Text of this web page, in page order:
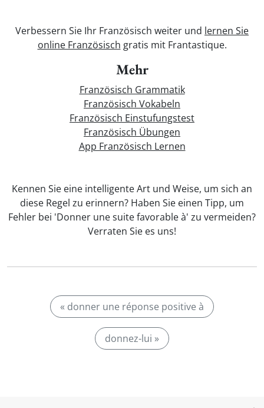
Verbessern Sie Ihr Französisch weiter und lernen Sie
online Französisch gratis mit Frantastique.
Mehr
Französisch Grammatik
Französisch Vokabeln
Französisch Einstufungstest
Französisch Übungen
App Französisch Lernen
Kennen Sie eine intelligente Art und Weise, um sich an
diese Regel zu erinnern? Haben Sie einen Tipp, um
Fehler bei 'Donner une suite favorable à' zu vermeiden?
Verraten Sie es uns!
« donner une réponse positive à
donnez-lui »